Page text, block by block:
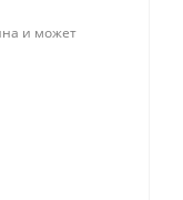
и может